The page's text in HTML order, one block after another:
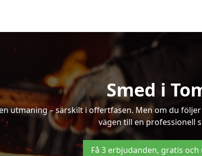
Smed i
utmaning – särskilt i offertfasen. Men om du
vägen till en professionell
Få 3 erbjudanden, gratis